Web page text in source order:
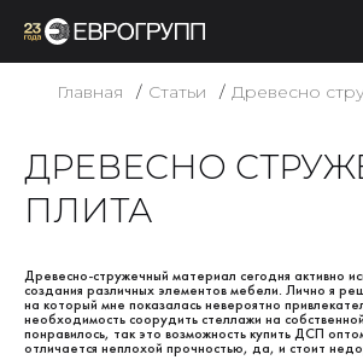
Главная Статьи Древесно
ДРЕВЕСНО
ПЛИТА
Древесно-стружечный материал сегодня активно
создания различных элементов мебели. Лично я
на который мне показалась невероятно
необходимость соорудить стеллажи на
понравилось, так это возможность купить ДСП
отличается неплохой прочностью, да, и стоит